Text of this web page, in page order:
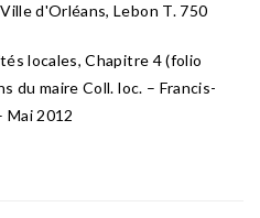
d'Orléans, Lebon T. 750
locales, Chapitre 4 (folio
du maire Coll. loc. – Francis-
Mai 2012